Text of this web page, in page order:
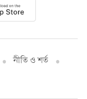
নীতি ও শর্ত